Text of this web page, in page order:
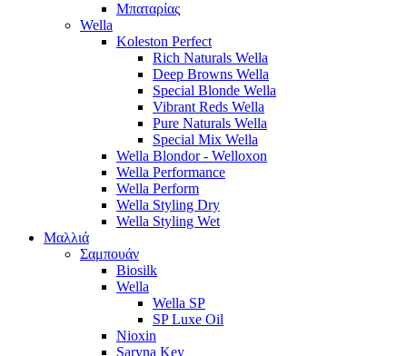
Μπαταρίας
Wella
Koleston Perfect
Rich Naturals Wella
Deep Browns Wella
Special Blonde Wella
Vibrant Reds Wella
Pure Naturals Wella
Special Mix Wella
Wella Blondor - Welloxon
Wella Performance
Wella Perform
Wella Styling Dry
Wella Styling Wet
Μαλλιά
Σαμπουάν
Biosilk
Wella
Wella SP
SP Luxe Oil
Nioxin
Saryna Key